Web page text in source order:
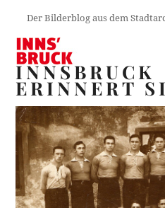
Der Bilderblog aus dem
INNSBRUCK
ERINNERT